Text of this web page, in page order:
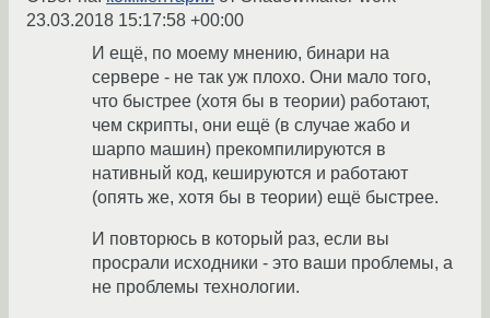
23.03.2018 15:17:58 +00:00
И ещё, по моему мнению, бинари на
сервере - не так уж плохо. Они мало того,
что быстрее (хотя бы в теории) работают,
чем скрипты, они ещё (в случае жабо и
шарпо машин) прекомпилируются в
нативный код, кешируются и работают
(опять же, хотя бы в теории) ещё быстрее.
И повторюсь в который раз, если вы
просрали исходники - это ваши проблемы, а
не проблемы технологии.